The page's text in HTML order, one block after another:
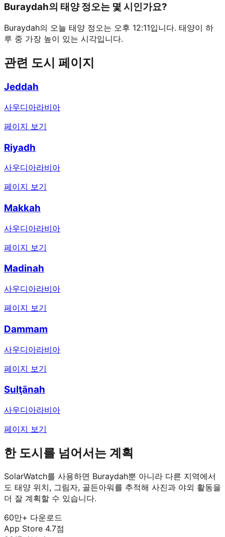
Buraydah의 태양 정오는 몇 시인가요?
Buraydah의 오늘 태양 정오는 오후 12:11입니다. 태양이 하
루 중 가장 높이 있는 시각입니다.
관련 도시 페이지
Jeddah
사우디아라비아
페이지 보기
Riyadh
사우디아라비아
페이지 보기
Makkah
사우디아라비아
페이지 보기
Madinah
사우디아라비아
페이지 보기
Dammam
사우디아라비아
페이지 보기
Sulţānah
사우디아라비아
페이지 보기
한 도시를 넘어서는 계획
SolarWatch를 사용하면 Buraydah뿐 아니라 다른 지역에서
도 태양 위치, 그림자, 골든아워를 추적해 사진과 야외 활동을
더 잘 계획할 수 있습니다.
60만+ 다운로드
App Store 4.7점